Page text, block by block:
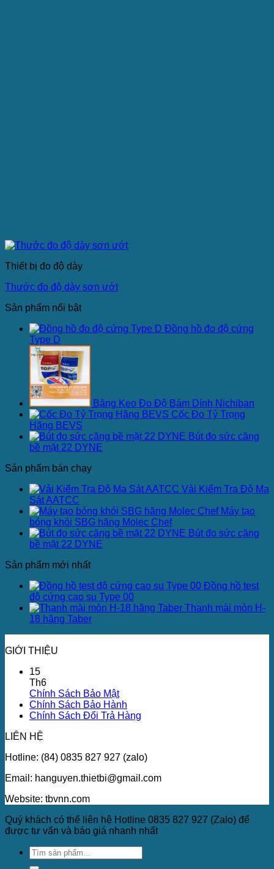
Thiết bị đo độ dày
Thước đo độ dày sơn ướt
Sản phẩm nổi bật
Đồng hồ đo độ cứng
Type D
Băng Keo Đo Độ Bám Dính Nichiban
Cốc Đo Tỷ Trọng
Hãng BEVS
Bút đo sức căng
bề mặt 22 DYNE
Sản phẩm bán chạy
Vải Kiểm Tra Độ Ma
Sát AATCC
Máy tạo
bóng khói SBG hãng Molec Chef
Bút đo sức căng
bề mặt 22 DYNE
Sản phẩm mới nhất
Đồng hồ test
độ cứng cao su Type 00
Thanh mài mòn H-
18 hãng Taber
GIỚI THIỆU
15
Th6
Chính Sách Bảo Mật
Chính Sách Bảo Hành
Chính Sách Đổi Trả Hàng
LIÊN HỆ
Hotline: (84) 0835 827 927 (zalo)
Email: hanguyen.thietbi@gmail.com
Website: tbvnn.com
Quý khách có thể liên hệ Hotline 0835 827 927 (Zalo) để
được tư vấn và báo giá nhanh nhất